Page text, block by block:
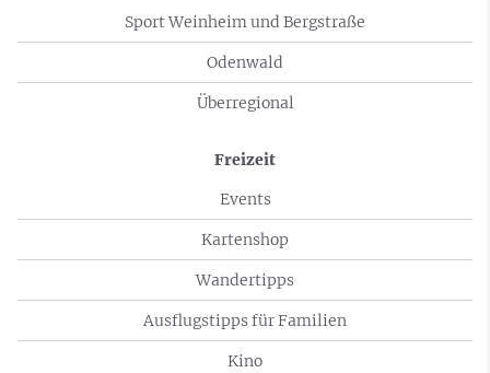
Sport Weinheim und Bergstraße
Odenwald
Überregional
Freizeit
Events
Kartenshop
Wandertipps
Ausflugstipps für Familien
Kino